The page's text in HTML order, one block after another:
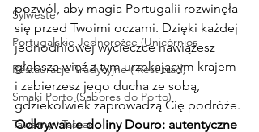
Sylwester
Portugalskie Jednorożce (Unicórnios
Restauracje Tradycyjne ( Rest trad)
Smaki Porto (Sabores do Porto)
Tawerny i Tascas
pozwól, aby magia Portugalii rozwinęła
się przed Twoimi oczami. Dzięki każdej
jednodniowej wycieczce nawiążesz
głębszą więź z tym urzekającym krajem
i zabierzesz jego ducha ze sobą,
gdziekolwiek zaprowadzą Cię podróże.
Odkrywanie doliny Douro: autentyczne